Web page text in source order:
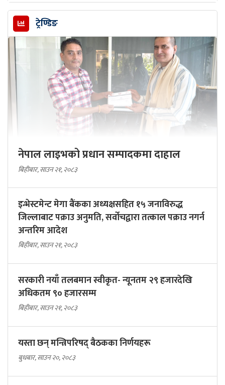
ट्रेण्डिङ
नेपाल लाइभको प्रधान सम्पादकमा दाहाल
बिहीबार, साउन २१, २०८३
इन्भेस्टमेन्ट मेगा बैंकका अध्यक्षसहित १५ जनाविरुद्ध
जिल्लाबाट पक्राउ अनुमति, सर्वोचद्वारा तत्काल पक्राउ नगर्न
अन्तरिम आदेश
बिहीबार, साउन २१, २०८३
सरकारी नयाँ तलबमान स्वीकृत- न्यूनतम २९ हजारदेखि
अधिकतम ९० हजारसम्म
बिहीबार, साउन २१, २०८३
यस्ता छन् मन्त्रिपरिषद् बैठकका निर्णयहरू
बुधबार, साउन २०, २०८३